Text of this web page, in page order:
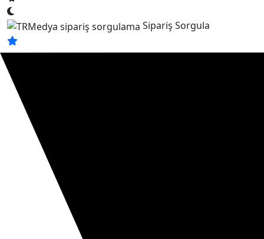
Sipariş Sorgula